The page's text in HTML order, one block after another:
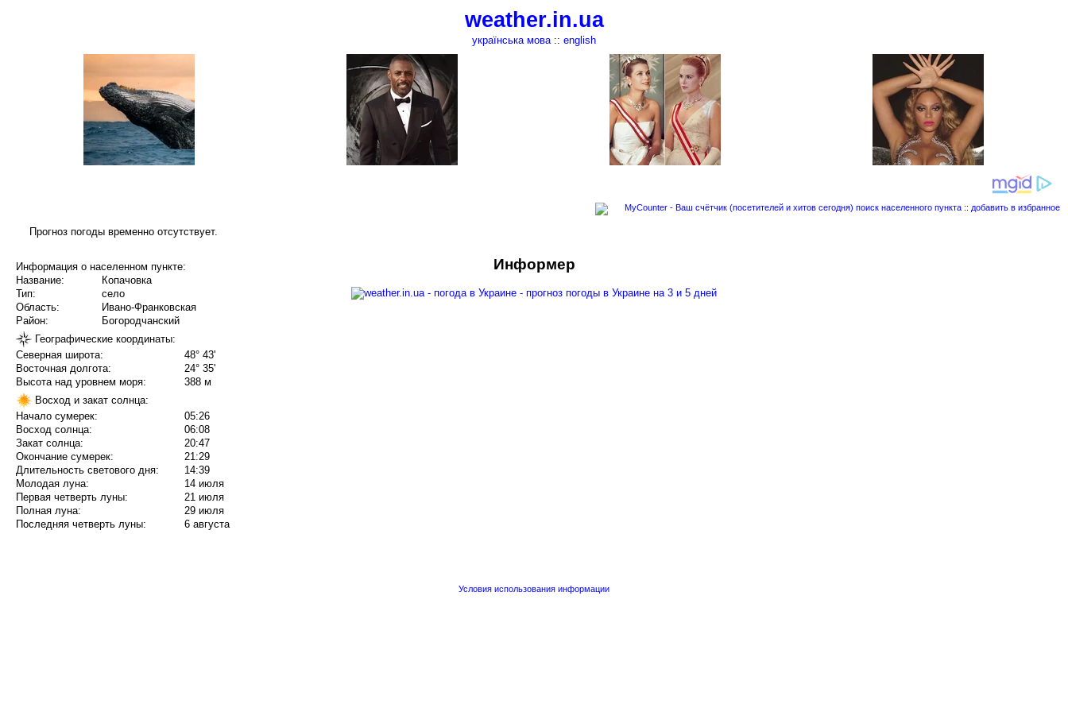
weather.in.ua
українська мова:: english
поиск населенного пункта :: добавить в избранное
Прогноз погоды временно отсутствует.
Информация о населенном пункте:
Название:
Копачовка
Тип:
село
Область:
Ивано-Франковская
Район:
Богородчанский
Географические координаты:
Северная широта:
48° 43'
Восточная долгота:
24° 35'
Высота над уровнем моря:
388 м
Восход и закат солнца:
Начало сумерек:
05:26
Восход солнца:
06:08
Закат солнца:
20:47
Окончание сумерек:
21:29
Длительность светового дня:
14:39
Молодая луна:
14 июля
Первая четверть луны:
21 июля
Полная луна:
29 июля
Последняя четверть луны:
6 августа
Информер
Условия использования информации